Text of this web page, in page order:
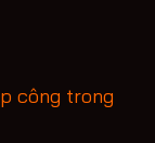
công trong